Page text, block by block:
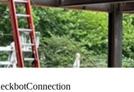
Connection